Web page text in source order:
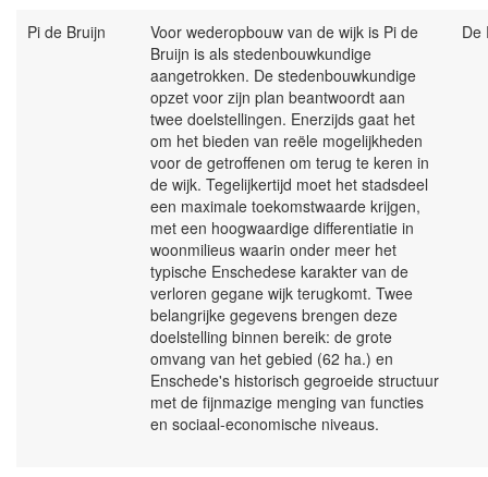
Pi de Bruijn
Voor wederopbouw van de wijk is Pi de
Bruijn is als stedenbouwkundige
aangetrokken. De stedenbouwkundige
opzet voor zijn plan beantwoordt aan
twee doelstellingen. Enerzijds gaat het
om het bieden van reële mogelijkheden
voor de getroffenen om terug te keren in
de wijk. Tegelijkertijd moet het stadsdeel
een maximale toekomstwaarde krijgen,
met een hoogwaardige differentiatie in
woonmilieus waarin onder meer het
typische Enschedese karakter van de
verloren gegane wijk terugkomt. Twee
belangrijke gegevens brengen deze
doelstelling binnen bereik: de grote
omvang van het gebied (62 ha.) en
Enschede's historisch gegroeide structuur
met de fijnmazige menging van functies
en sociaal-economische niveaus.
De